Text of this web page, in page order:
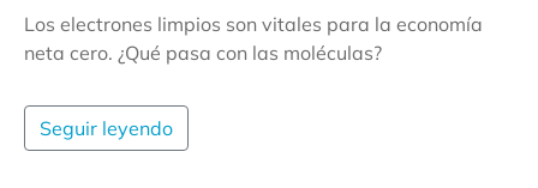
Los electrones limpios son vitales para la economía
neta cero. ¿Qué pasa con las moléculas?
Seguir leyendo